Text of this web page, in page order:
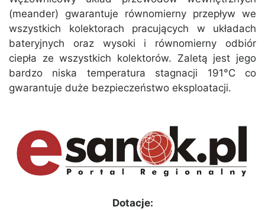
(meander) gwarantuje równomierny przepływ we
wszystkich kolektorach pracujących w układach
bateryjnych oraz wysoki i równomierny odbiór
ciepła ze wszystkich kolektorów. Zaletą jest jego
bardzo niska temperatura stagnacji 191°C co
gwarantuje duże bezpieczeństwo eksploatacji.
Dotacje: